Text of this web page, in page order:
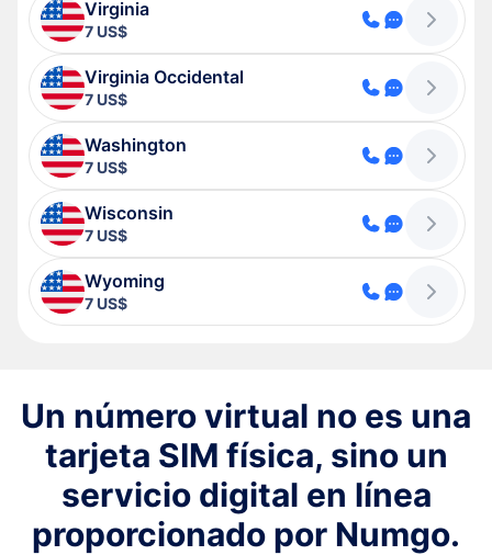
Virginia
7 US$
Virginia Occidental
7 US$
Washington
7 US$
Wisconsin
7 US$
Wyoming
7 US$
Un número virtual no es una
tarjeta SIM física, sino un
servicio digital en línea
proporcionado por Numgo.